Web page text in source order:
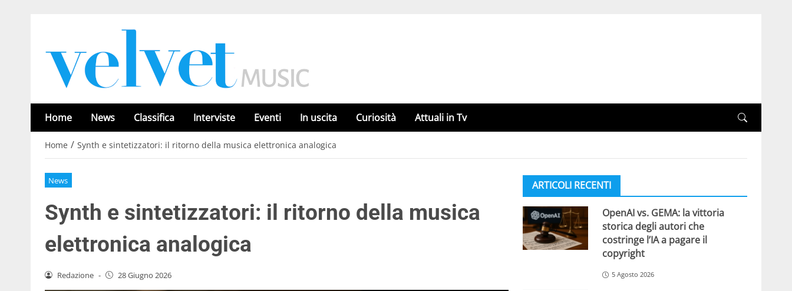
Home News Classifica Interviste Eventi In uscita Curiosità Attuali in Tv
Home / Synth e sintetizzatori: il ritorno della musica elettronica analogica
News
Synth e sintetizzatori: il ritorno della musica
elettronica analogica
Redazione - 28 Giugno 2026
ARTICOLI RECENTI
OpenAI vs. GEMA: la vittoria
storica degli autori che
costringe l’IA a pagare il
copyright
5 Agosto 2026